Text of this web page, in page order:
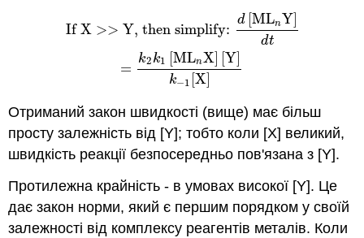
If X >> Y, then simplify:
d MLnY
dt
=
k2k1 [MLnX] [Y]
k−1 [X
If X >> Y, then simplify: M Y]d =k2k1[ML
Отриманий закон швидкості (вище) має більш
просту залежність від [Y]; тобто коли [X] великий,
швидкість реакції безпосередньо пов'язана з [Y].
Протилежна крайність - в умовах високої [Y]. Це
дає закон норми, який є першим порядком у своїй
залежності від комплексу реагентів металів. Коли